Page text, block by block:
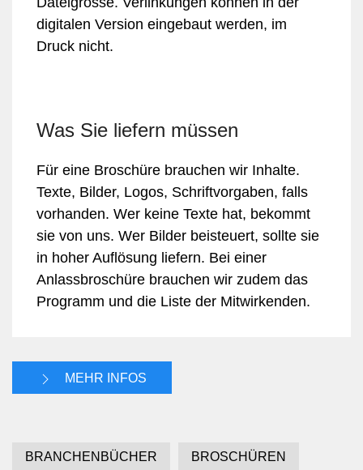
digitalen Version eingebaut werden, im
Druck nicht.
Was Sie liefern müssen
Für eine Broschüre brauchen wir Inhalte.
Texte, Bilder, Logos, Schriftvorgaben, falls
vorhanden. Wer keine Texte hat, bekommt
sie von uns. Wer Bilder beisteuert, sollte sie
in hoher Auflösung liefern. Bei einer
Anlassbroschüre brauchen wir zudem das
Programm und die Liste der Mitwirkenden.
MEHR INFOS
BRANCHENBÜCHER BROSCHÜREN